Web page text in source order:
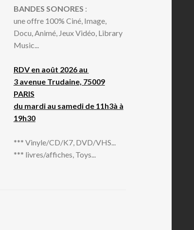
BANDES SONORES :
une offre 100% Ciné, Image,
Docu, Animé, Jeux Vidéo, Library
Music...
RDV en août 2026 au
3 avenue Trudaine, 75009
PARIS
du mardi au samedi de 11h3à à
19h30
*** Vinyle/CD/K7, DVD/VHS...
*** livres/affiches, Toys...